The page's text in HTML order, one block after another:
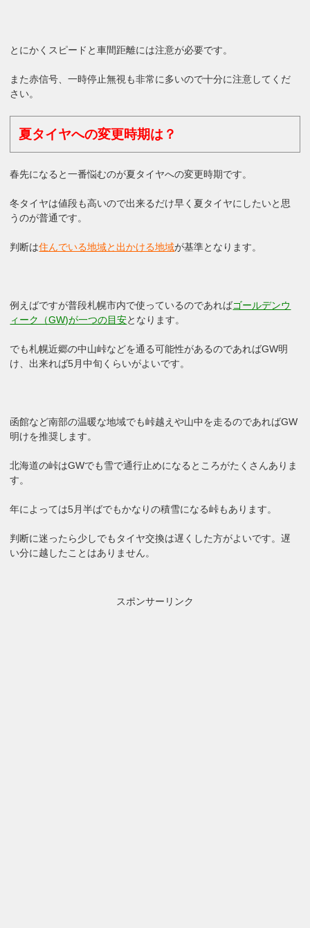
とにかくスピードと車間距離には注意が必要です。
また赤信号、一時停止無視も非常に多いので十分に注意してくだ
さい。
夏タイヤへの変更時期は？
春先になると一番悩むのが夏タイヤへの変更時期です。
冬タイヤは値段も高いので出来るだけ早く夏タイヤにしたいと思
うのが普通です。
判断は住んでいる地域と出かける地域が基準となります。
例えばですが普段札幌市内で使っているのであればゴールデンウ
ィーク（GW)が一つの目安となります。
でも札幌近郷の中山峠などを通る可能性があるのであればGW明
け、出来れば5月中旬くらいがよいです。
函館など南部の温暖な地域でも峠越えや山中を走るのであればGW
明けを推奨します。
北海道の峠はGWでも雪で通行止めになるところがたくさんありま
す。
年によっては5月半ばでもかなりの積雪になる峠もあります。
判断に迷ったら少しでもタイヤ交換は遅くした方がよいです。遅
い分に越したことはありません。
スポンサーリンク